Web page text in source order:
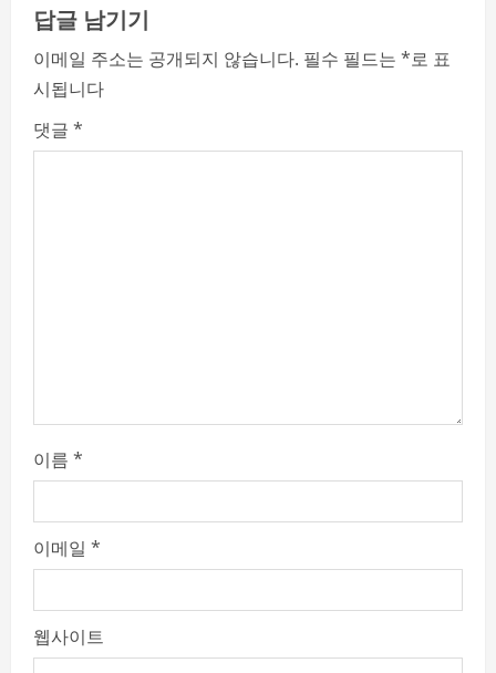
u
e
R
g
답글 남기기
이메일 주소는 공개되지 않습니다. 필수 필드는 *로 표
시됩니다
댓글 *
이름 *
이메일 *
웹사이트